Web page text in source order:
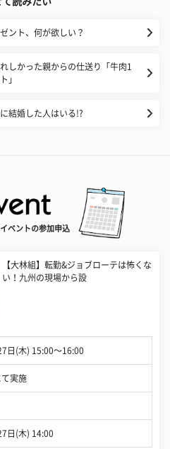
ント、何が欲しい？
しかった親からの仕送り「牛肉1
」
結婚した人はいる!?
ベントの参加申込
【大林組】転勤&ジョブローテは怖くな
い！九州の現場から設
日(木) 15:00〜16:00
て実施
日(木) 14:00